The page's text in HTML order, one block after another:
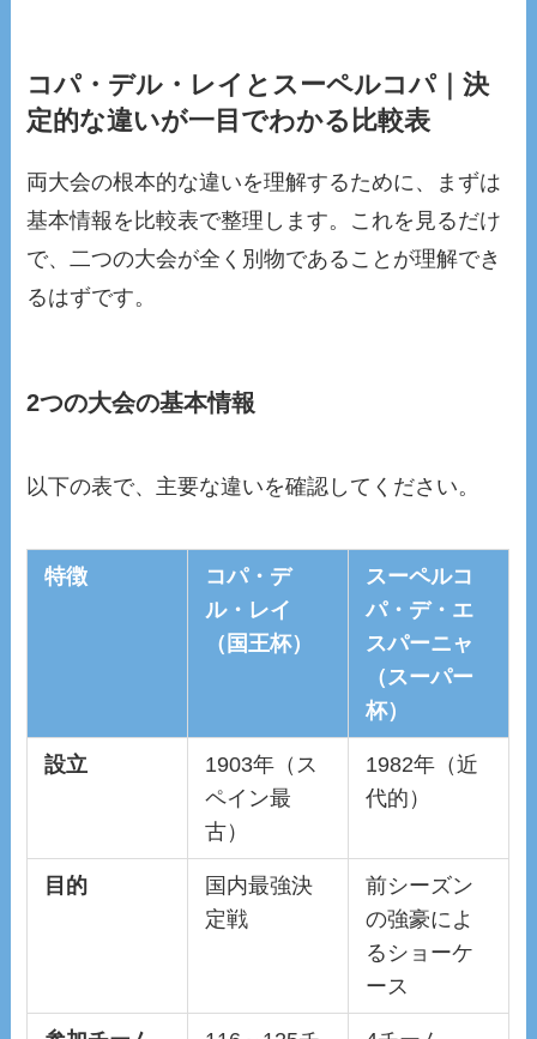
コパ・デル・レイとスーペルコパ｜決
定的な違いが一目でわかる比較表
両大会の根本的な違いを理解するために、まずは
基本情報を比較表で整理します。これを見るだけ
で、二つの大会が全く別物であることが理解でき
るはずです。
2つの大会の基本情報
以下の表で、主要な違いを確認してください。
特徴
コパ・デ
ル・レイ
（国王杯）
スーペルコ
パ・デ・エ
スパーニャ
（スーパー
杯）
設立
1903年（ス
ペイン最
古）
1982年（近
代的）
目的
国内最強決
定戦
前シーズン
の強豪によ
るショーケ
ース